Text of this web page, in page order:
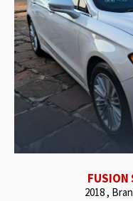
FUSION
2018 ,